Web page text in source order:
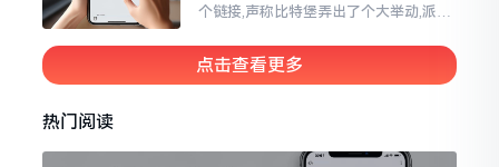
个链接,声称比特堡弄出了个大举动,派遣
进入查看,哎呀不得了,满屏幕都是“重
磅”、“首发”、“独家”
点击查看更多
热门阅读